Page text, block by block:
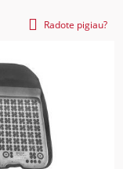
Radote pigiau?